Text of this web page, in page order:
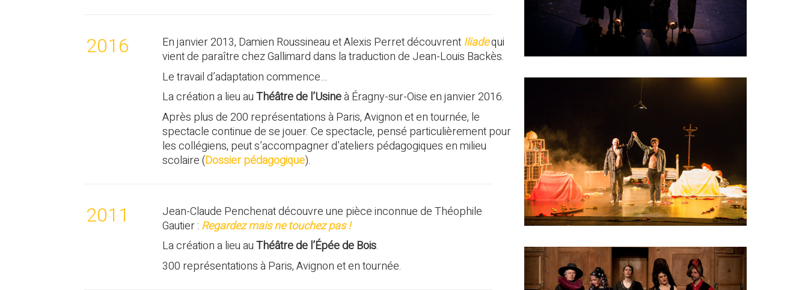
2016 En janvier 2013, Damien Roussineau et Alexis Perret découvrentIliadequi
vient de paraître chez Gallimard dans la traduction de Jean-Louis Backès.
Le travail d’adaptation commence…
La création a lieu auThéâtre de l’Usineà Éragny-sur-Oise en janvier 2016.
Après plus de 200 représentations à Paris, Avignon et en tournée, le
spectacle continue de se jouer.Ce spectacle, pensé particulièrement pour
les collégiens, peut s’accompagner d’ateliers pédagogiques en milieu
scolaire (Dossier pédagogique).
2011
Jean-Claude Penchenat découvre une pièce inconnue de Théophile
Gautier : Regardez mais ne touchez pas !
La création a lieu auThéâtre de l’Épée de Bois.
300 représentations à Paris, Avignon et en tournée.